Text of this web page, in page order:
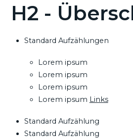
H2 -
Standard Aufzählungen
Lorem ipsum
Lorem ipsum
Lorem ipsum
Lorem ipsum Links
Standard Aufzählung
Standard Aufzählung